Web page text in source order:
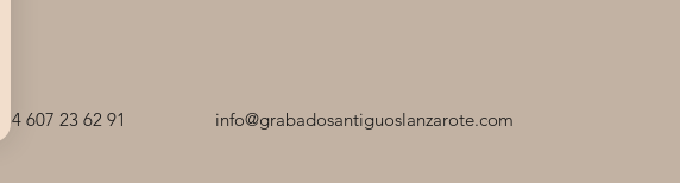
+34 607 23 62 91 info@grabadosantiguoslanzarote.com